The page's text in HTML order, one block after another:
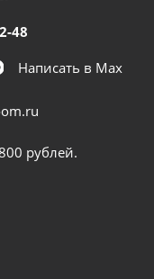
48
Написать в Мах
рублей.